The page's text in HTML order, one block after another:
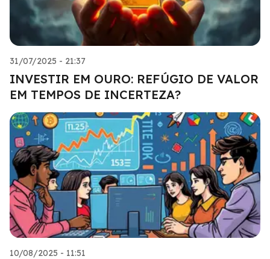
31/07/2025 - 21:37
INVESTIR EM OURO: REFÚGIO DE VALOR
EM TEMPOS DE INCERTEZA?
10/08/2025 - 11:51